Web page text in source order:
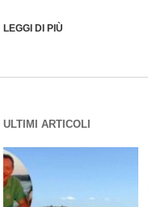
LEGGI DI PIÙ
ULTIMI ARTICOLI